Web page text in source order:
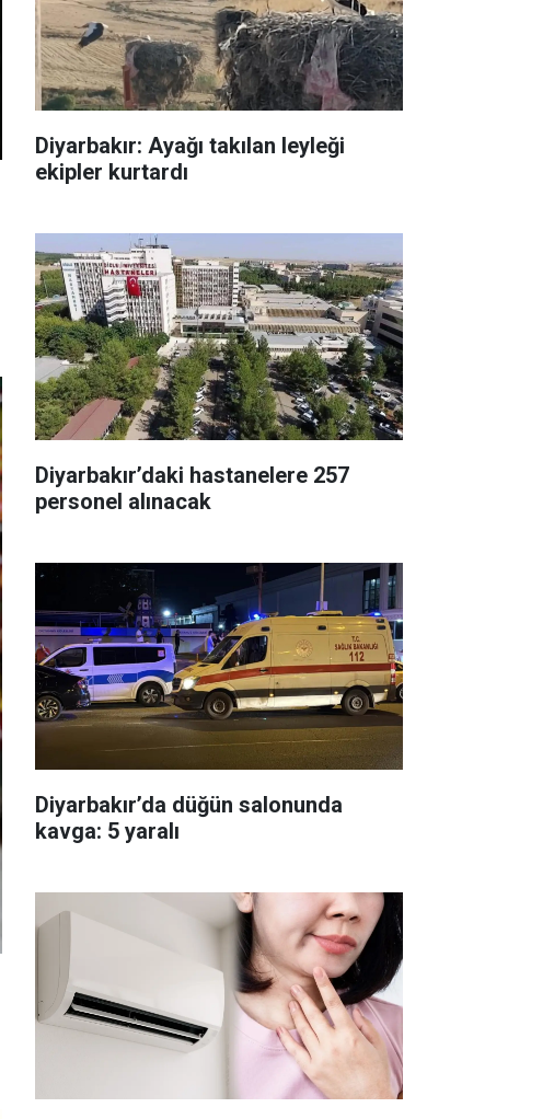
Diyarbakır: Ayağı takılan leyleği
ekipler kurtardı
Diyarbakır’daki hastanelere 257
personel alınacak
Diyarbakır’da düğün salonunda
kavga: 5 yaralı